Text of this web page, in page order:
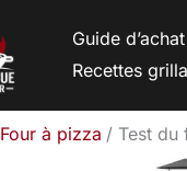
Guide
Recettes
Four à pizza Test du